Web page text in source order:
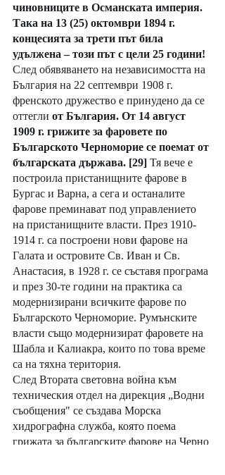
чиновниците в Османската империя.
Така на 13 (25) октомври 1894 г.
концесията за трети път била
удължена – този път с цели 25 години!
След обявяването на независимостта на
България на 22 септември 1908 г.
френското дружество е принудено да се
оттегли от България. От 14 август
1909 г. грижите за фаровете по
Българското Черноморие се поемат от
българската държава. [29] Тя вече е
построила пристанищните фарове в
Бургас и Варна, а сега и останалите
фарове преминават под управлението
на пристанищните власти. През 1910-
1914 г. са построени нови фарове на
Галата и островите Св. Иван и Св.
Анастасия, в 1928 г. се съставя програма
и през 30-те години на практика са
модернизирани всичките фарове по
Българското Черноморие. Румънските
власти също модернизират фаровете на
Шабла и Калиакра, които по това време
са на тяхна територия.
След Втората световна война към
техническия отдел на дирекция „Водни
съобщения" се създава Морска
хидрографна служба, която поема
грижата за българските фарове на Черно